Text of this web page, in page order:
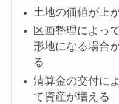
土地の価値が上
区画整理によっ
形地になる場合
る
清算金の交付に
て資産が増える